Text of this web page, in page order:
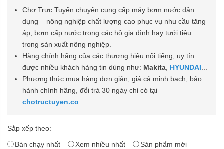
Chợ Trực Tuyến chuyên cung cấp máy bơm nước dân
dụng – nông nghiệp chất lượng cao phục vụ nhu cầu tăng
áp, bơm cấp nước trong các hộ gia đình hay tưới tiêu
trong sản xuất nông nghiệp.
Hàng chính hãng của các thương hiệu nổi tiếng, uy tín
được nhiều khách hàng tin dùng như: Makita HYUNDAI
Phương thức mua hàng đơn giản, giá cả minh bạch, bảo
hành chính hãng, đổi trả 30 ngày chỉ có tại
chotructuyen.co
Sắp xếp theo:
Bán chạy nhất
Xem nhiều nhất
Sản phẩm mới